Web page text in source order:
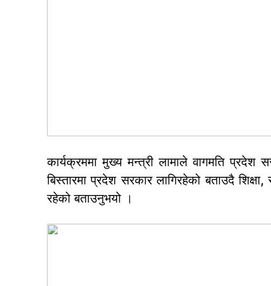
कार्यक्रममा मुख्य मन्त्री लामाले वागमति प्रदेश
बिस्तारमा प्रदेश सरकार लागिरहेको बताउदै
रहेको बताउनुभयो ।